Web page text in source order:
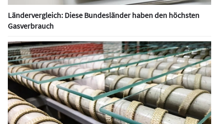
Ländervergleich: Diese Bundesländer haben den höchsten
Gasverbrauch